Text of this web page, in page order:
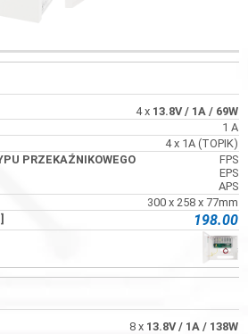
PRĄD WYJŚCIOWY BEZPIECZNIK
4 x 13.8V/ 1A / 69W
1 A
4 x 1A (TOPIK)
FPS
EPS
APS
300 x 258 x 77mm
198.00
8 x 13.8V/ 1A / 138W